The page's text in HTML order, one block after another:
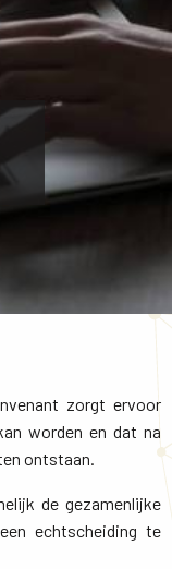
zorgt ervoor
worden en dat na
ontstaan.
de gezamenlijke
echtscheiding te